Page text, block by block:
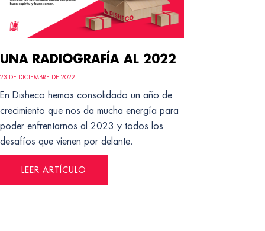
UNA RADIOGRAFÍA AL 2022
23 DE DICIEMBRE DE 2022
En Disheco hemos consolidado un año de
crecimiento que nos da mucha energía para
poder enfrentarnos al 2023 y todos los
desafíos que vienen por delante.
LEER ARTÍCULO